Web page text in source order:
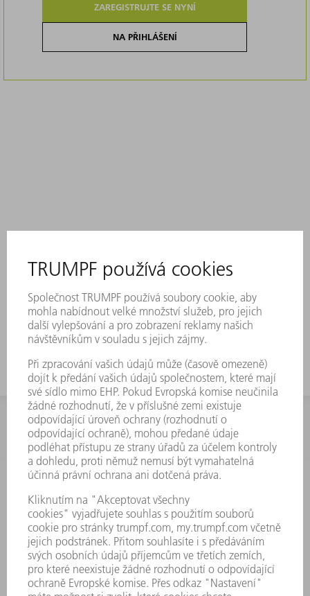
ZAREGISTRUJTE SE NYNÍ
NA PŘIHLÁŠENÍ
INFORMACE
Často kladené dotazy
Všeobecné obchodní podmínky
KONTAKTNÍ ÚDAJE
Náhradní díly
+420 251 106 254
Po - čt 8:00 - 17:00
Pá 8:00 - 16:00
ND@trumpf.com
KONTAKTNÍ ÚDAJE